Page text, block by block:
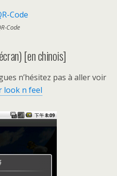
Code
[en chinois]
n’hésitez pas à aller voir
look n feel